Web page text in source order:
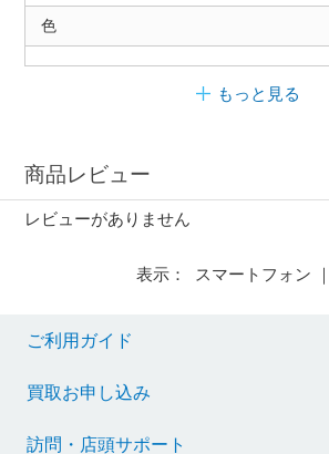
色
もっと見る
商品レビュー
レビューがありません
表示： スマートフォン ｜
ご利用ガイド
買取お申し込み
訪問・店頭サポート